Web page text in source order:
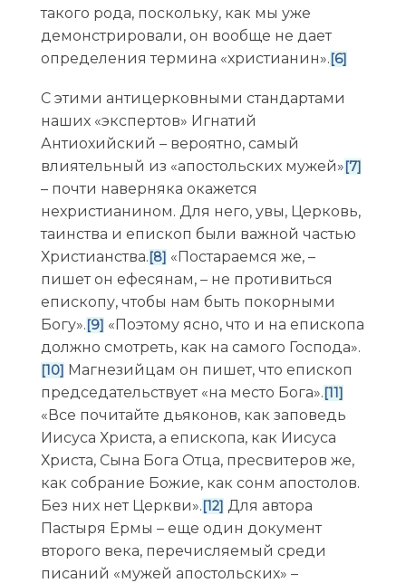
такого рода, поскольку, как мы уже
демонстрировали, он вообще не дает
определения термина «христианин».[6]
С этими антицерковными стандартами
наших «экспертов» Игнатий
Антиохийский – вероятно, самый
влиятельный из «апостольских мужей»[7]
– почти наверняка окажется
нехристианином. Для него, увы, Церковь,
таинства и епископ были важной частью
Христианства.[8] «Постараемся же, –
пишет он ефесянам, – не противиться
епископу, чтобы нам быть покорными
Богу».[9] «Поэтому ясно, что и на епископа
должно смотреть, как на самого Господа».
[10] Магнезийцам он пишет, что епископ
председательствует «на место Бога».[11]
«Все почитайте дьяконов, как заповедь
Иисуса Христа, а епископа, как Иисуса
Христа, Сына Бога Отца, пресвитеров же,
как собрание Божие, как сонм апостолов.
Без них нет Церкви».[12] Для автора
Пастыря Ермы – еще один документ
второго века, перечисляемый среди
писаний «мужей апостольских» –